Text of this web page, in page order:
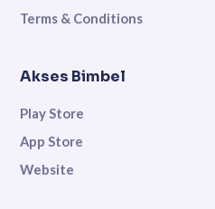
Terms & Conditions
Akses Bimbel
Play Store
App Store
Website